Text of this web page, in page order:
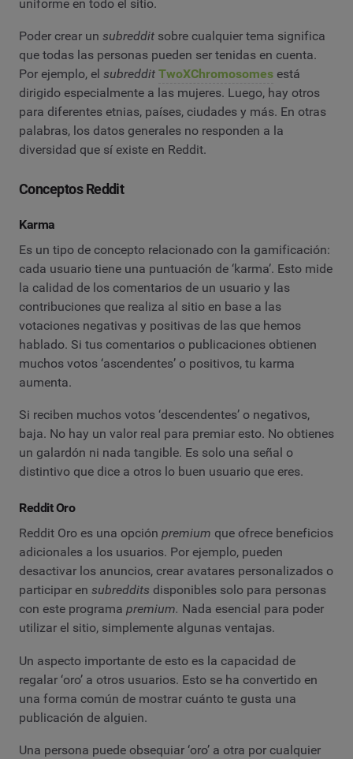
uniforme en todo el sitio.
Poder crear un subreddit sobre cualquier tema significa
que todas las personas pueden ser tenidas en cuenta.
Por ejemplo, el subreddit TwoXChromosomes está
dirigido especialmente a las mujeres. Luego, hay otros
para diferentes etnias, países, ciudades y más. En otras
palabras, los datos generales no responden a la
diversidad que sí existe en Reddit.
Conceptos Reddit
Karma
Es un tipo de concepto relacionado con la gamificación:
cada usuario tiene una puntuación de ‘karma’. Esto mide
la calidad de los comentarios de un usuario y las
contribuciones que realiza al sitio en base a las
votaciones negativas y positivas de las que hemos
hablado. Si tus comentarios o publicaciones obtienen
muchos votos ‘ascendentes’ o positivos, tu karma
aumenta.
Si reciben muchos votos ‘descendentes’ o negativos,
baja. No hay un valor real para premiar esto. No obtienes
un galardón ni nada tangible. Es solo una señal o
distintivo que dice a otros lo buen usuario que eres.
Reddit Oro
Reddit Oro es una opción premium que ofrece beneficios
adicionales a los usuarios. Por ejemplo, pueden
desactivar los anuncios, crear avatares personalizados o
participar en subreddits disponibles solo para personas
con este programa premium. Nada esencial para poder
utilizar el sitio, simplemente algunas ventajas.
Un aspecto importante de esto es la capacidad de
regalar ‘oro’ a otros usuarios. Esto se ha convertido en
una forma común de mostrar cuánto te gusta una
publicación de alguien.
Una persona puede obsequiar ‘oro’ a otra por cualquier